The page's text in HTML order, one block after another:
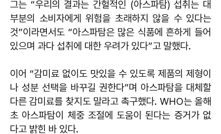
그는 “우리의 결과는 간헐적인 (아스파탐) 섭취는 대
부분의 소비자에게 위험을 초래하지 않을 수 있다는
것”이라면서도 “아스파탐은 많은 식품에 흔하게 들어
있으며 과다 섭취에 대한 우려가 있다”고 말했다.
이어 “감미료 없이도 맛있을 수 있도록 제품의 제형이
나 성분 선택을 바꾸길 권한다”며 아스파탐을 대체할
다른 감미료를 찾지도 말라고 촉구했다. WHO는 올해
초 아스파탐이 체중 조절에 도움이 된다는 증거가 없
다고 밝힌 바 있다.